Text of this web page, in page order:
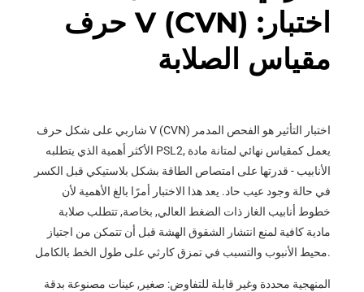
حرف V (CVN) اختبار:
مقياس الصلابة
شاربي على شكل حرف V (CVN) اختبار التأثير هو الفحص المدمر
الأكثر أهمية الذي يتطلبه PSL2, يعمل كمقياس نهائي لمتانة مادة
الأنابيب - قدرتها على امتصاص الطاقة بشكل بلاستيكي قبل الكسر
في حالة وجود عيب حاد. يعد هذا الاختبار أمرًا بالغ الأهمية لأن
خطوط أنابيب الغاز ذات الضغط العالي, بخاصة, تتطلب صلابة
مادية كافية لمنع انتشار الشقوق الهشة قبل أن تتمكن من اجتياز
محيط الأنبوب والتسبب في تمزق كارثي على طول الخط بالكامل.
المنهجية محددة وغير قابلة للتفاوض: صغير, عينات مصنوعة بدقة